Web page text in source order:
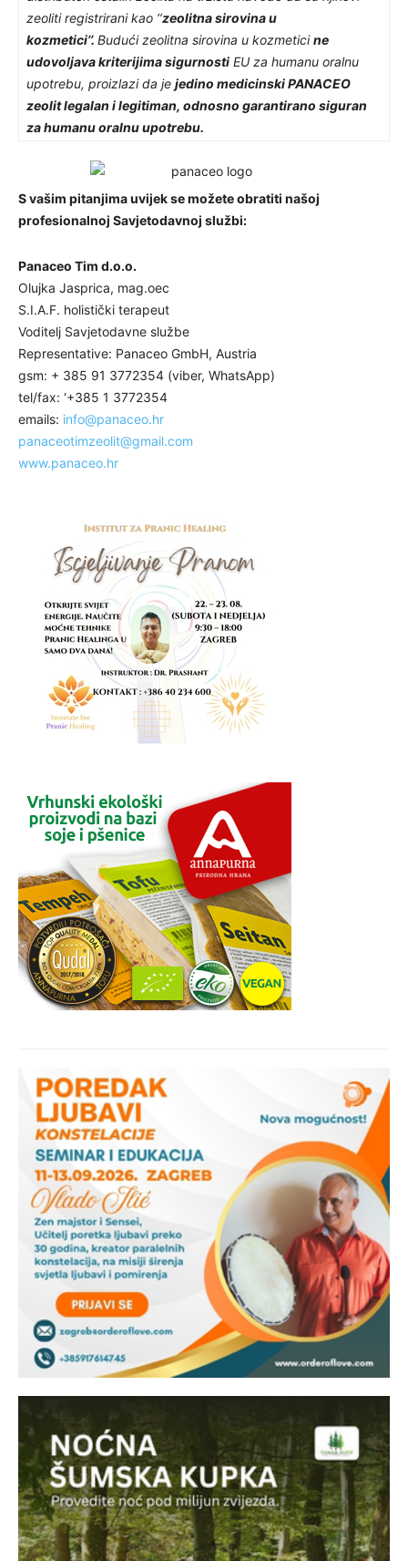
zeoliti registrirani kao ‘’zeolitna sirovina u
kozmetici’’. Budući zeolitna sirovina u kozmeticine
udovoljava kriterijima sigurnosti EU za humanu oralnu
upotrebu, proizlazi da je jedino medicinski PANACEO
zeolit legalan i legitiman, odnosno garantirano siguran
za humanu oralnu upotrebu.
S vašim pitanjima uvijek se možete obratiti našoj
profesionalnoj Savjetodavnoj službi:
Panaceo Tim d.o.o.
Olujka Jasprica, mag.oec
S.I.A.F. holistički terapeut
Voditelj Savjetodavne službe
Representative: Panaceo GmbH, Austria
gsm: + 385 91 3772354 (viber, WhatsApp)
tel/fax: ‘+385 1 3772354
emails: info@panaceo.hr
panaceotimzeolit@gmail.com
www.panaceo.hr